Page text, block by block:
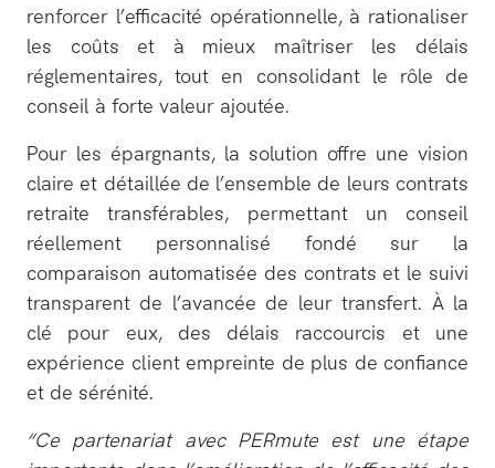
renforcer l’efficacité opérationnelle, à rationaliser
les coûts et à mieux maîtriser les délais
réglementaires, tout en consolidant le rôle de
conseil à forte valeur ajoutée.
Pour les épargnants, la solution offre une vision
claire et détaillée de l’ensemble de leurs contrats
retraite transférables, permettant un conseil
réellement personnalisé fondé sur la
comparaison automatisée des contrats et le suivi
transparent de l’avancée de leur transfert. À la
clé pour eux, des délais raccourcis et une
expérience client empreinte de plus de confiance
et de sérénité.
“Ce partenariat avec PERmute est une étape